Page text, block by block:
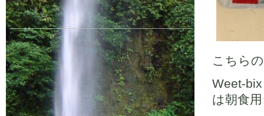
コンタクト
こちら
Weet-
は朝食